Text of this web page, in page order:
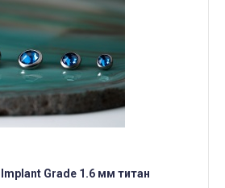
Grade 1.6 мм титан